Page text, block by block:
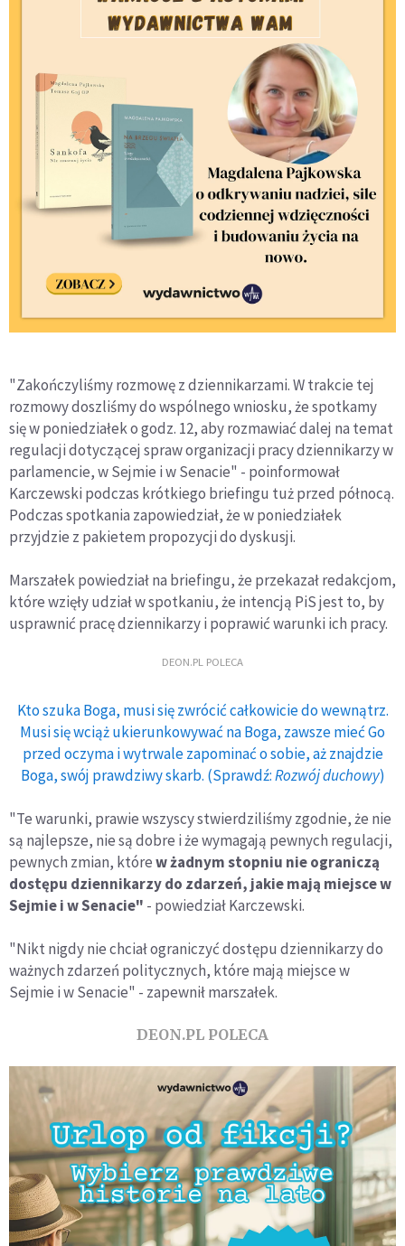
"Zakończyliśmy rozmowę z dziennikarzami. W trakcie tej
rozmowy doszliśmy do wspólnego wniosku, że spotkamy
się w poniedziałek o godz. 12, aby rozmawiać dalej na temat
regulacji dotyczącej spraw organizacji pracy dziennikarzy w
parlamencie, w Sejmie i w Senacie" - poinformował
Karczewski podczas krótkiego briefingu tuż przed północą.
Podczas spotkania zapowiedział, że w poniedziałek
przyjdzie z pakietem propozycji do dyskusji.
Marszałek powiedział na briefingu, że przekazał redakcjom,
które wzięły udział w spotkaniu, że intencją PiS jest to, by
usprawnić pracę dziennikarzy i poprawić warunki ich pracy.
DEON.PL POLECA
Kto szuka Boga, musi się zwrócić całkowicie do wewnątrz.
Musi się wciąż ukierunkowywać na Boga, zawsze mieć Go
przed oczyma i wytrwale zapominać o sobie, aż znajdzie
Boga, swój prawdziwy skarb. (Sprawdź:Rozwój duchowy)
"Te warunki, prawie wszyscy stwierdziliśmy zgodnie, że nie
są najlepsze, nie są dobre i że wymagają pewnych regulacji,
pewnych zmian, którew żadnym stopniu nie ograniczą
dostępu dziennikarzy do zdarzeń, jakie mają miejsce w
Sejmie i w Senacie" - powiedział Karczewski.
"Nikt nigdy nie chciał ograniczyć dostępu dziennikarzy do
ważnych zdarzeń politycznych, które mają miejsce w
Sejmie i w Senacie" - zapewnił marszałek.
DEON.PL POLECA